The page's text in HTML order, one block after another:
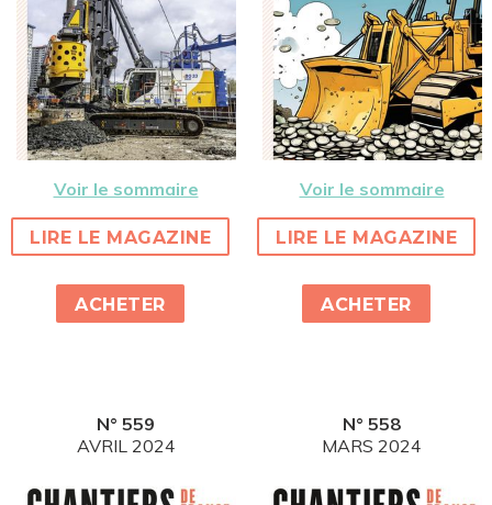
Voir le sommaire
LIRE LE MAGAZINE
ACHETER
Voir le sommaire
LIRE LE MAGAZINE
ACHETER
N° 559
AVRIL 2024
N° 558
MARS 2024